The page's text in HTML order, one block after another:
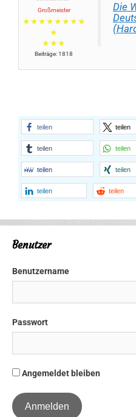
Großmeister
★★★★★★★★
★
★★★
Beiträge: 1818
Die
teilen teilen
teilen teilen
teilen teilen
teilen teilen
Benutzer
Benutzername
Passwort
Angemeldet bleiben